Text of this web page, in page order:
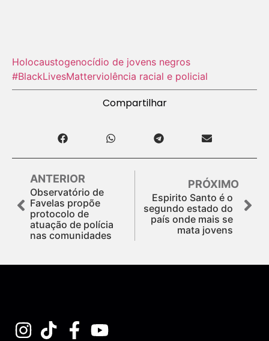
Holocausto‬genocídio de jovens negros
#BlackLivesMatterviolência racial e policial
Compartilhar
ANTERIOR
Observatório de
Favelas propõe
protocolo de
atuação de polícia
nas comunidades
PRÓXIMO
Espirito Santo é o
segundo estado do
país onde mais se
mata jovens